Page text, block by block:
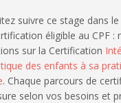
suivre ce stage dans le
éligible au CPF :
sur la Certification
des enfants à sa
. Chaque parcours de
selon vos besoins et